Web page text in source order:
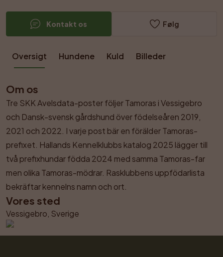
Kontakt os Følg
Oversigt Hundene Kuld Billeder
Om os
Tre SKK Avelsdata-poster följer Tamoras i Vessigebro
och Dansk-svensk gårdshund över födelseåren 2019,
2021 och 2022. I varje post bär en förälder Tamoras-
prefixet. Hallands Kennelklubbs katalog 2025 lägger till
två prefixhundar födda 2024 med samma Tamoras-far
men olika Tamoras-mödrar. Rasklubbens uppfödarlista
bekräftar kennelns namn och ort.
Vores sted
Vessigebro, Sverige